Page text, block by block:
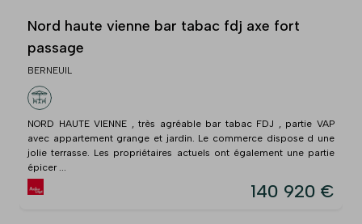
Nord haute vienne bar tabac fdj axe fort
passage
BERNEUIL
NORD HAUTE VIENNE , très agréable bar tabac FDJ , partie VAP
avec appartement grange et jardin. Le commerce dispose d une
jolie terrasse. Les propriétaires actuels ont également une partie
épicer ...
140 920 €